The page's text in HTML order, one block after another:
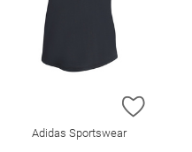
HINZUFÜGEN
ZUR
Adidas Sportswear